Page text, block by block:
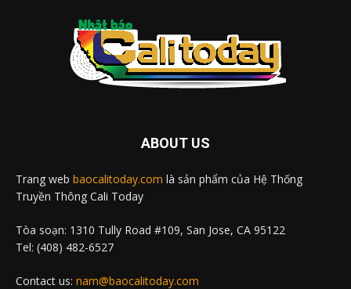
ABOUT US
Trang web baocalitoday.com là sản phẩm của Hệ Thống
Truyền Thông Cali Today
Tòa soạn: 1310 Tully Road #109, San Jose, CA 95122
Tel: (408) 482-6527
Contact us: nam@baocalitoday.com